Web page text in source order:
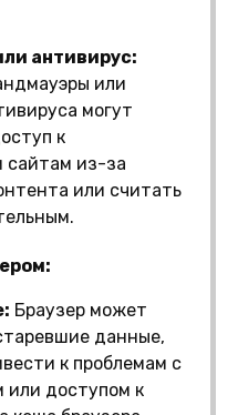
антивирус:
или
могут
к
сайтам из-за
или считать
Браузер может
данные,
к проблемам с
или доступом к